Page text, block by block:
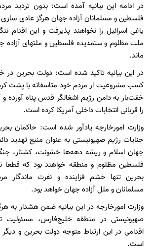
در ادامه این بیانیه آمده است: بدون تردید
فلسطین و مسلمانان آزاده جهان هرگز عادی
یاغی اسرائیل را نخواهند پذیرفت و این اقدام
ملت مظلوم و ستمدیده فلسطین و ملتهای آزاده
ماند.
در این بیانیه تاکید شده است: دولت بحرین در
کسب مشروعیت از مردم خود متاسفانه با پشت
خفت‌بار به دامن رژیم اشغالگر قدس پناه
را قربانی انتخابات داخلی آمریکا کرده است.
وزارت امورخارجه یادآور شده است: حاکمان
جنایات رژیم صهیونیستی به عنوان منبع تهدید
جهان اسلام و ریشه دهه‌ها خشونت، کشتار،
فلسطین مظلوم و منطقه خواهند بود که قطعا
بحرین تنها خشم فزاینده و نفرت ماندگار
مسلمانان و ملل آزاده جهان خواهد بود.
وزارت امورخارجه در این بیانیه ضمن هشدار به
صهیونیستی در منطقه خلیج‌فارس، مسئولیت
اقدامی در این ارتباط متوجه دولت بحرین و
است.